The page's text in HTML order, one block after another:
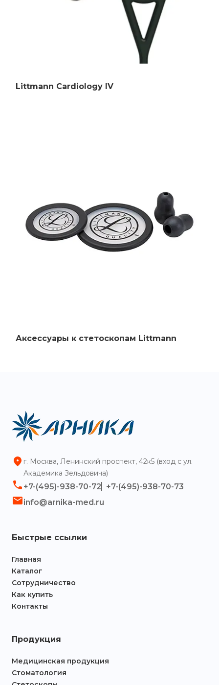
Littmann Cardiology IV
Аксессуары к стетоскопам Littmann
г. Москва, Ленинский проспект, 42к5 (вход с ул.
Академика Зельдовича)
+7-(495)-938-70-72
+7-(495)-938-70-73
info@arnika-med.ru
Быстрые ссылки
Главная
Каталог
Сотрудничество
Как купить
Контакты
Продукция
Медицинская продукция
Стоматология